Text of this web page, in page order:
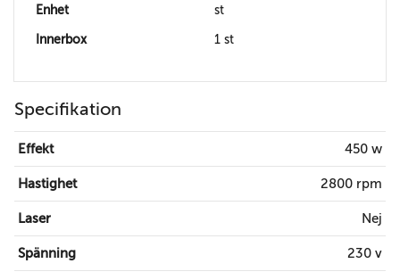
Enhet st
Innerbox 1 st
Specifikation
Effekt 450 w
Hastighet 2800 rpm
Laser Nej
Spänning 230 v